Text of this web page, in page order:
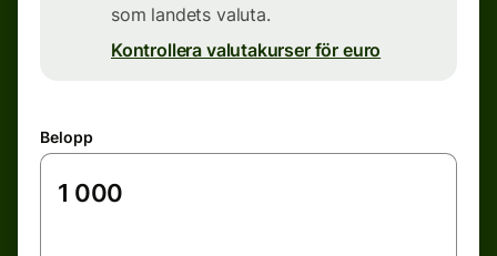
som landets valuta.
Kontrollera valutakurser för euro
Belopp